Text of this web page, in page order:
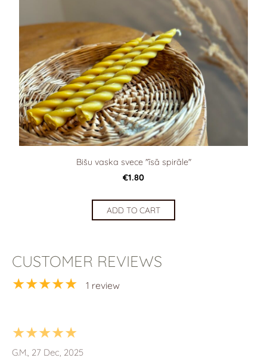
Bišu vaska svece "īsā spirāle"
€1.80
ADD TO CART
CUSTOMER REVIEWS
★★★★★ 1 review
★★★★★
G.M., 27 Dec, 2025